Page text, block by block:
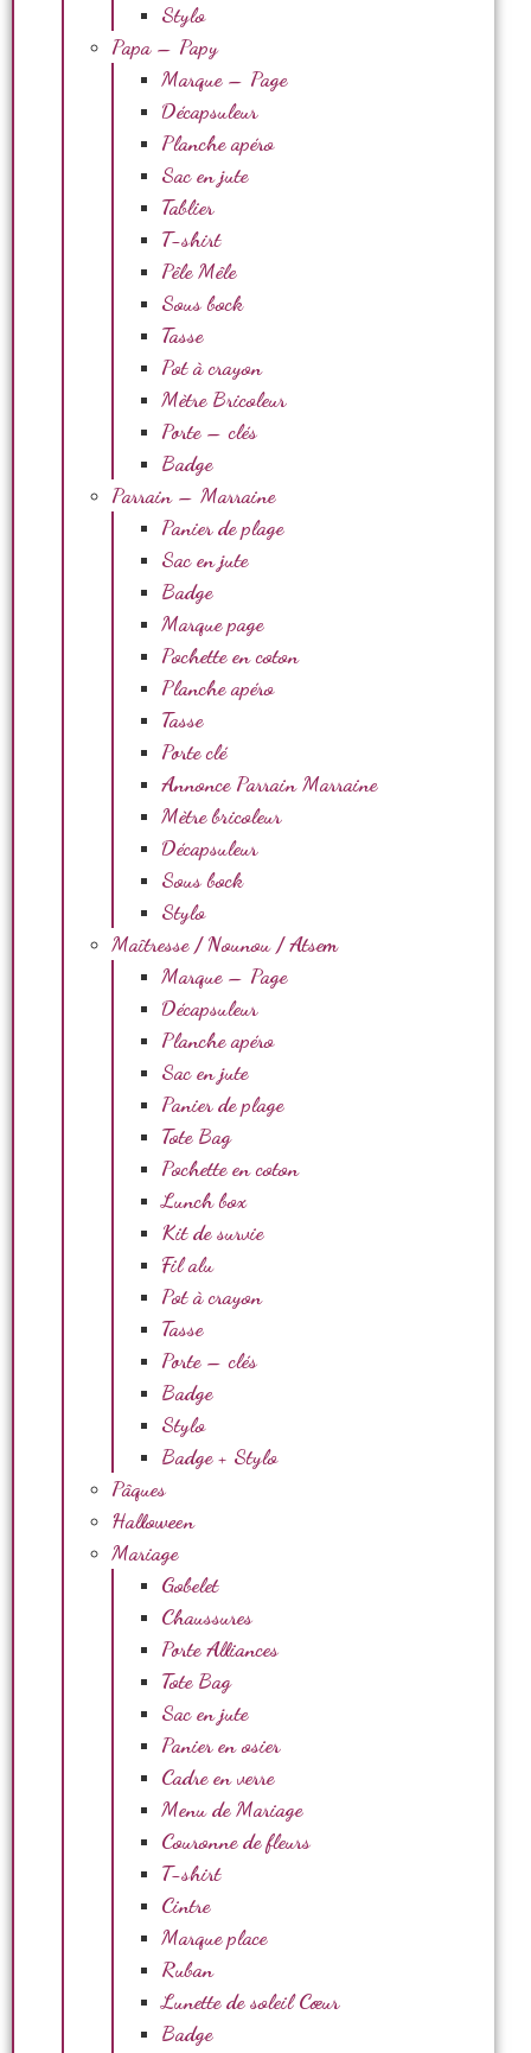
Stylo
Papa – Papy
Marque – Page
Décapsuleur
Planche apéro
Sac en jute
Tablier
T-shirt
Pêle Mêle
Sous bock
Tasse
Pot à crayon
Mètre Bricoleur
Porte – clés
Badge
Parrain – Marraine
Panier de plage
Sac en jute
Badge
Marque page
Pochette en coton
Planche apéro
Tasse
Porte clé
Annonce Parrain Marraine
Mètre bricoleur
Décapsuleur
Sous bock
Stylo
Maîtresse / Nounou / Atsem
Marque – Page
Décapsuleur
Planche apéro
Sac en jute
Panier de plage
Tote Bag
Pochette en coton
Lunch box
Kit de survie
Fil alu
Pot à crayon
Tasse
Porte – clés
Badge
Stylo
Badge + Stylo
Pâques
Halloween
Mariage
Gobelet
Chaussures
Porte Alliances
Tote Bag
Sac en jute
Panier en osier
Cadre en verre
Menu de Mariage
Couronne de fleurs
T-shirt
Cintre
Marque place
Ruban
Lunette de soleil Cœur
Badge